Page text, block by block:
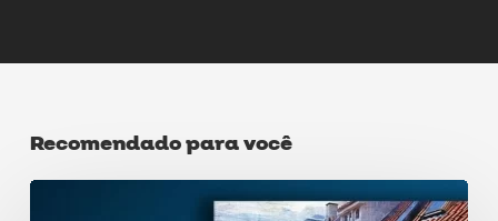
Recomendado para você